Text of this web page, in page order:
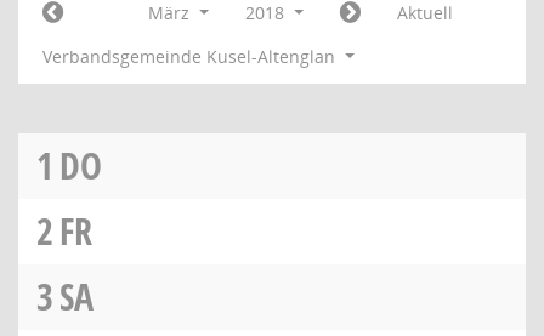
März 2018
Aktuell
Verbandsgemeinde Kusel-Altenglan
1 DO
2FR
3SA